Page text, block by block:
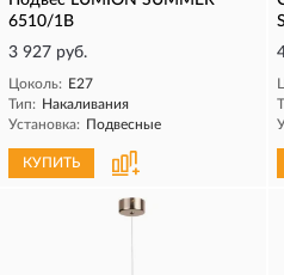
6510/1B
3 927 руб.
Цоколь: E27
Тип: Накаливания
Установка: Подвесные
КУПИТЬ